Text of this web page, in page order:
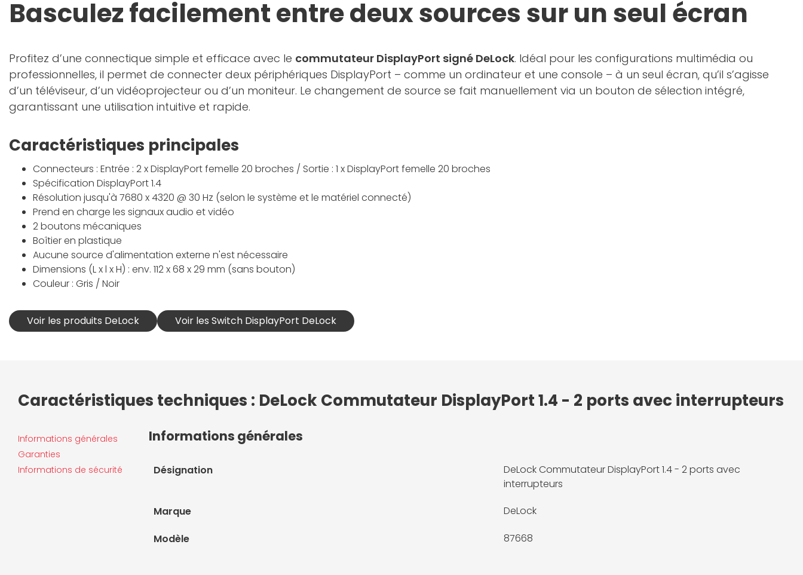
Basculez facilement entre deux sources sur un seul écran
Profitez d’une connectique simple et efficace avec le commutateur DisplayPort signé DeLock. Idéal pour les configurations multimédia ou
professionnelles, il permet de connecter deux périphériques DisplayPort – comme un ordinateur et une console – à un seul écran, qu’il s’agisse
d’un téléviseur, d’un vidéoprojecteur ou d’un moniteur. Le changement de source se fait manuellement via un bouton de sélection intégré,
garantissant une utilisation intuitive et rapide.
Caractéristiques principales
Connecteurs : Entrée : 2 x DisplayPort femelle 20 broches / Sortie : 1 x DisplayPort femelle 20 broches
Spécification DisplayPort 1.4
Résolution jusqu'à 7680 x 4320 @ 30 Hz (selon le système et le matériel connecté)
Prend en charge les signaux audio et vidéo
2 boutons mécaniques
Boîtier en plastique
Aucune source d'alimentation externe n'est nécessaire
Dimensions (L x l x H) : env. 112 x 68 x 29 mm (sans bouton)
Couleur : Gris / Noir
Voir les produits DeLock Voir les Switch DisplayPort DeLock
Caractéristiques techniques : DeLock Commutateur DisplayPort 1.4 - 2 ports avec interrupteurs
Informations générales
Garanties
Informations de sécurité
Informations générales
Désignation
DeLock Commutateur DisplayPort 1.4 - 2 ports avec
interrupteurs
Marque
DeLock
Modèle 87668